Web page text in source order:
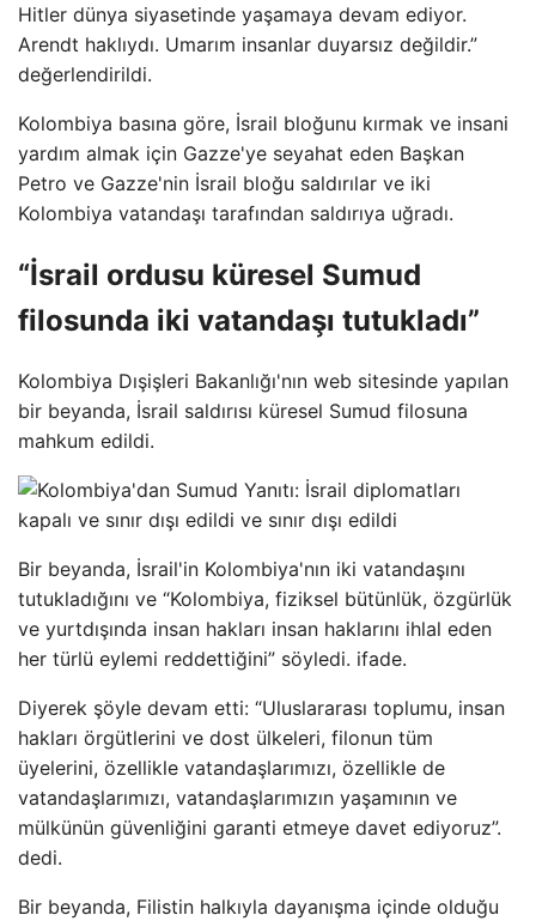
Hitler dünya siyasetinde yaşamaya devam ediyor.
Arendt haklıydı. Umarım insanlar duyarsız değildir.”
değerlendirildi.
Kolombiya basına göre, İsrail bloğunu kırmak ve insani
yardım almak için Gazze'ye seyahat eden Başkan
Petro ve Gazze'nin İsrail bloğu saldırılar ve iki
Kolombiya vatandaşı tarafından saldırıya uğradı.
“İsrail ordusu küresel Sumud
filosunda iki vatandaşı tutukladı”
Kolombiya Dışişleri Bakanlığı'nın web sitesinde yapılan
bir beyanda, İsrail saldırısı küresel Sumud filosuna
mahkum edildi.
Bir beyanda, İsrail'in Kolombiya'nın iki vatandaşını
tutukladığını ve “Kolombiya, fiziksel bütünlük, özgürlük
ve yurtdışında insan hakları insan haklarını ihlal eden
her türlü eylemi reddettiğini” söyledi. ifade.
Diyerek şöyle devam etti: “Uluslararası toplumu, insan
hakları örgütlerini ve dost ülkeleri, filonun tüm
üyelerini, özellikle vatandaşlarımızı, özellikle de
vatandaşlarımızı, vatandaşlarımızın yaşamının ve
mülkünün güvenliğini garanti etmeye davet ediyoruz”.
dedi.
Bir beyanda, Filistin halkıyla dayanışma içinde olduğu